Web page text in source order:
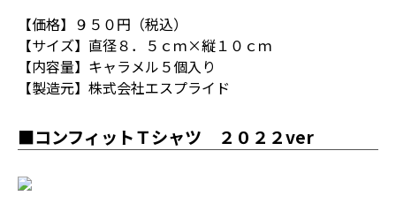
【価格】９５０円（税込）
【サイズ】直径８．５ｃｍ×縦１０ｃｍ
【内容量】キャラメル５個入り
【製造元】株式会社エスプライド
■コンフィットＴシャツ ２０２２ver